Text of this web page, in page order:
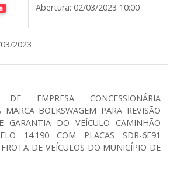
Abertura: 02/03/2023 10:00
2023
DE EMPRESA CONCESSIONÁRIA
BOLKSWAGEM PARA REVISÃO
GARANTIA DO VEÍCULO CAMINHÃO
14.190 COM PLACAS SDR-6F91
DE VEÍCULOS DO MUNICÍPIO DE